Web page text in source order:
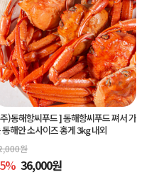
)동해항씨푸드 ]동해항씨푸드 쪄서 가
동해안 소사이즈 홍게 3kg 내외
원
% 36,000원